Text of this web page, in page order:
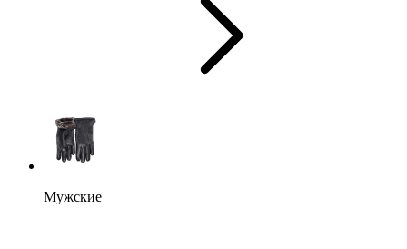
Мужские